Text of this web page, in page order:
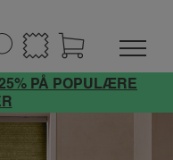
PÅ POPULÆRE